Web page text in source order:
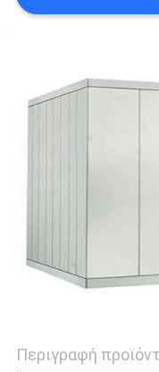
ΠΟΛΙΤΙΚΉ
Περιγραφή